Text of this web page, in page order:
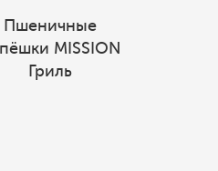
Пшеничные
MISSION
Гриль